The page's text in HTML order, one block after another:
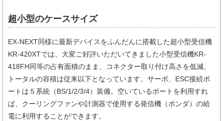
超小型のケースサイズ
EX-NEXT同様に最新デバイスをふんだんに搭載した超小型受信機
KR-420XTでは、大変ご好評いただいてきました小型受信機KR-
418FH同等の占有面積のまま、コネクター取り付け高さを低減、
トータルの容積は従来以下となっています。サーボ、ESC接続ポ
ートは５系統（BS/1/2/3/4）装備。空いているポートを利用すれ
ば、クーリングファンや計測器で使用する発信機（ポンダ）の給
電に利用することができます。